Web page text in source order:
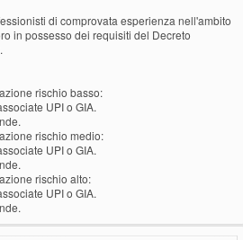
di comprovata esperienza nell'ambito
in possesso dei requisiti del Decreto
rischio basso:
UPI o GIA.
rischio medio:
UPI o GIA.
rischio alto:
UPI o GIA.